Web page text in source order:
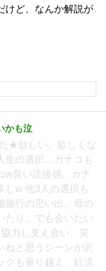
けど、なんか解説が
かも泣
★欲しい、欲しくな
生の選択…カナコも
w良い読後感。カナ
しw 他3人の選択も
旅行の思い出、母の
たり。でも会いたい
力し支え合い、笑
と思うシーンが沢
クも乗り越え、妊活